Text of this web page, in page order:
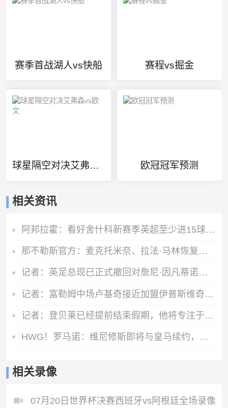
赛季首战湖人vs快船 赛程vs掘金
球星隔空对决艾弗森vs欧文 欧冠冠军预测
相关资讯
阿邦拉霍：看好舍什科新赛季英超至少进15球，期待他越踢越好
那不勒斯官方：麦克托米奈、拉法·马林恢复合练
记者：英足总现已正式撤回对詹尼·因凡蒂诺的支持
记者：富勒姆中场卢基奇接近加盟伊普斯维奇，预计周五接受体检
记者：登贝莱已经提前结束假期，他将专注于训练恢复和欧洲超级杯
HWG！罗马诺：维尼修斯即将与皇马续约，签下为期6年的全新合同
相关录像
07月20日世界杯决赛西班牙vs阿根廷全场录像